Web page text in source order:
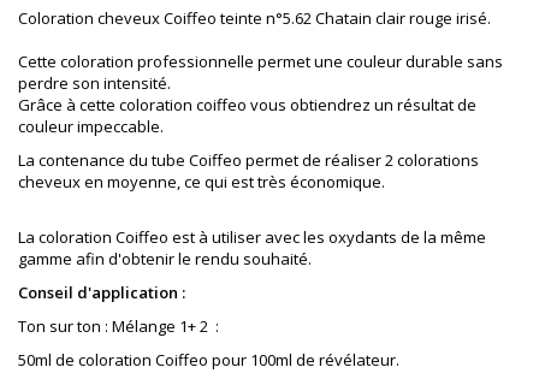
Coloration cheveux Coiffeo teinte n°5.62 Chatain clair rouge irisé.
Cette coloration professionnelle permet une couleur durable sans
perdre son intensité.
Grâce à cette coloration coiffeo vous obtiendrez un résultat de
couleur impeccable.
La contenance du tube Coiffeo permet de réaliser 2 colorations
cheveux en moyenne, ce qui est très économique.
La coloration Coiffeo est à utiliser avec les oxydants de la même
gamme afin d'obtenir le rendu souhaité.
Conseil d'application :
Ton sur ton : Mélange 1+ 2 :
50ml de coloration Coiffeo pour 100ml de révélateur.